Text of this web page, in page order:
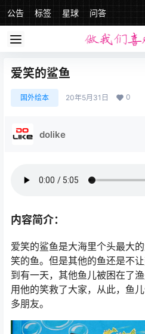
公告 标签 星球 问答
爱笑的鲨鱼
国外绘本 20年5月31日 0
dolike
内容简介：
爱笑的鲨鱼是大海里个头最大
笑的鱼。但是其他的鱼还是不
到有一天，其他鱼儿被困在了
用他的笑救了大家，从此，鱼
多朋友。